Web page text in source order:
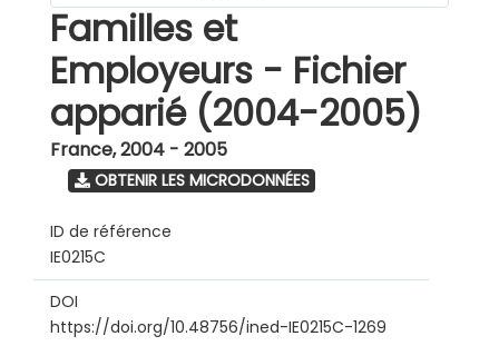
Familles et
Employeurs - Fichier
apparié (2004-2005)
France,2004 - 2005
OBTENIR LES MICRODONNÉES
ID de référence
IE0215C
DOI
https://doi.org/10.48756/ined-IE0215C-1269